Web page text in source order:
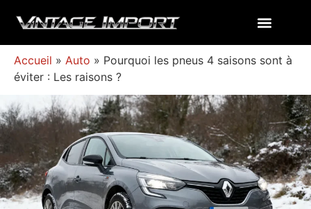
Accueil » Auto » Pourquoi les pneus 4 saisons sont à
éviter : Les raisons ?